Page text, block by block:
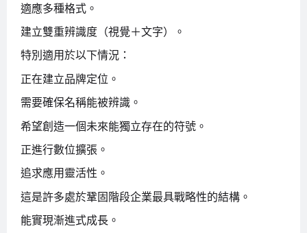
適應多種格式。
建立雙重辨識度（視覺＋文字）。
特別適用於以下情況：
正在建立品牌定位。
需要確保名稱能被辨識。
希望創造一個未來能獨立存在的符號。
正進行數位擴張。
追求應用靈活性。
這是許多處於鞏固階段企業最具戰略性的結構。
能實現漸進式成長。